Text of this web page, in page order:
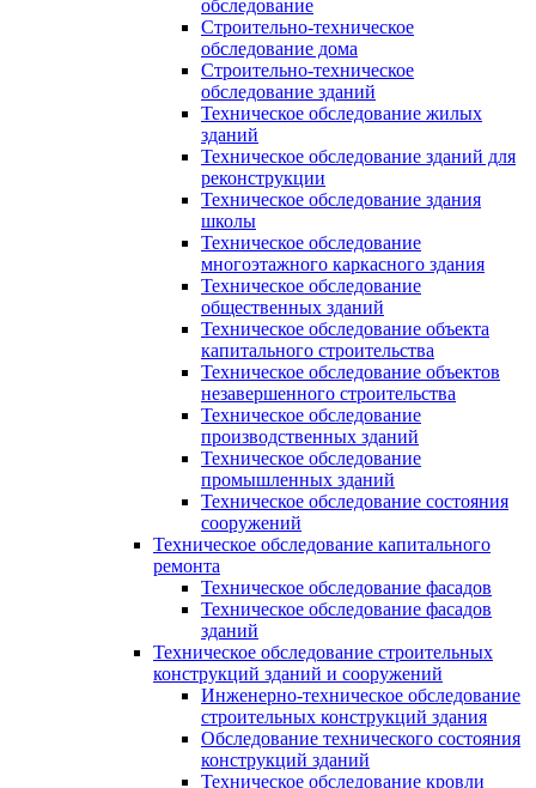
обследование
Строительно-техническое
обследование дома
Строительно-техническое
обследование зданий
Техническое обследование жилых
зданий
Техническое обследование зданий для
реконструкции
Техническое обследование здания
школы
Техническое обследование
многоэтажного каркасного здания
Техническое обследование
общественных зданий
Техническое обследование объекта
капитального строительства
Техническое обследование объектов
незавершенного строительства
Техническое обследование
производственных зданий
Техническое обследование
промышленных зданий
Техническое обследование состояния
сооружений
Техническое обследование капитального
ремонта
Техническое обследование фасадов
Техническое обследование фасадов
зданий
Техническое обследование строительных
конструкций зданий и сооружений
Инженерно-техническое обследование
строительных конструкций здания
Обследование технического состояния
конструкций зданий
Техническое обследование кровли